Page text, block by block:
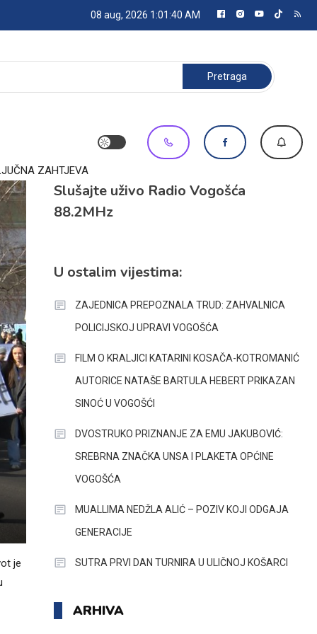
08 aug, 2026 1:01:41 AM
Pretraga:
ZAHTJEVA
je
Slušajte uživo Radio Vogošća
88.2MHz
U ostalim vijestima:
ZAJEDNICA PREPOZNALA TRUD: ZAHVALNICA
POLICIJSKOJ UPRAVI VOGOŠĆA
FILM O KRALJICI KATARINI KOSAČA-KOTROMANIĆ
AUTORICE NATAŠE BARTULA HEBERT PRIKAZAN
SINOĆ U VOGOŠĆI
DVOSTRUKO PRIZNANJE ZA EMU JAKUBOVIĆ:
SREBRNA ZNAČKA UNSA I PLAKETA OPĆINE
VOGOŠĆA
MUALLIMA NEDŽLA ALIĆ – POZIV KOJI ODGAJA
GENERACIJE
SUTRA PRVI DAN TURNIRA U ULIČNOJ KOŠARCI
ARHIVA